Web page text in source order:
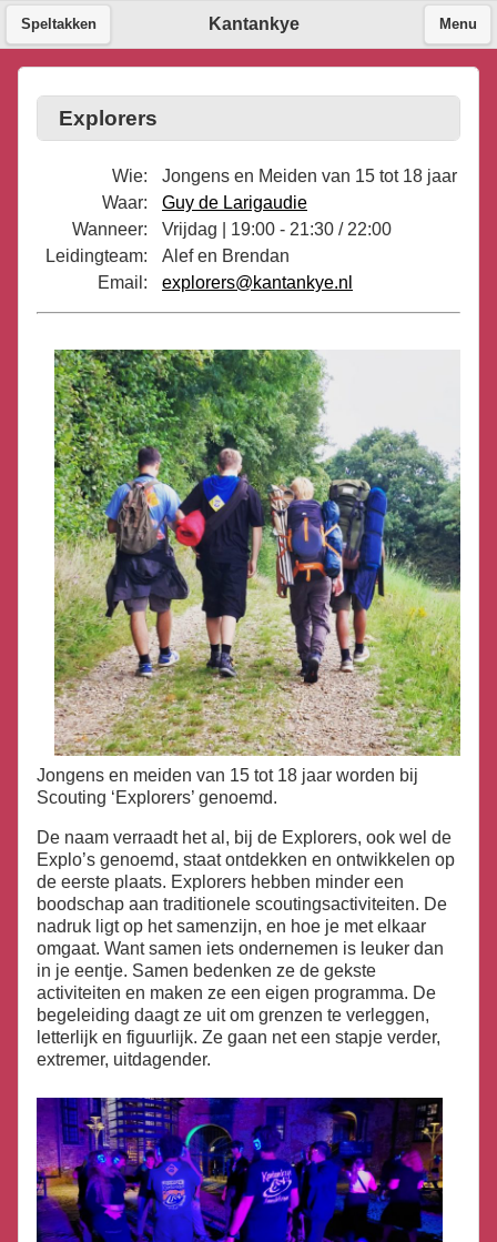
Kantankye
Speltakken Menu
Explorers
Wie:
Jongens en Meiden van 15 tot 18 jaar
Waar:
Guy de Larigaudie
Wanneer:
Vrijdag | 19:00 - 21:30 / 22:00
Leidingteam:
Alef en Brendan
Email:
explorers@kantankye.nl
Jongens en meiden van 15 tot 18 jaar worden bij
Scouting ‘Explorers’ genoemd.
De naam verraadt het al, bij de Explorers, ook wel de
Explo’s genoemd, staat ontdekken en ontwikkelen op
de eerste plaats. Explorers hebben minder een
boodschap aan traditionele scoutingsactiviteiten. De
nadruk ligt op het samenzijn, en hoe je met elkaar
omgaat. Want samen iets ondernemen is leuker dan
in je eentje. Samen bedenken ze de gekste
activiteiten en maken ze een eigen programma. De
begeleiding daagt ze uit om grenzen te verleggen,
letterlijk en figuurlijk. Ze gaan net een stapje verder,
extremer, uitdagender.